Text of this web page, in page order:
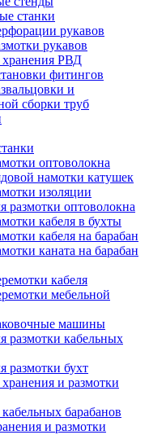
станки
рукавов
рукавов
РВД
фитингов
и
сборки труб
оптоволокна
намотки катушек
изоляции
размотки оптоволокна
кабеля в бухты
кабеля на барабан
каната на барабан
кабеля
мебельной
машины
размотки кабельных
размотки бухт
и размотки
барабанов
и размотки